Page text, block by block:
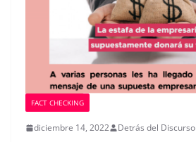
FACT CHECKING
diciembre 14, 2022 Detrás del Discurso